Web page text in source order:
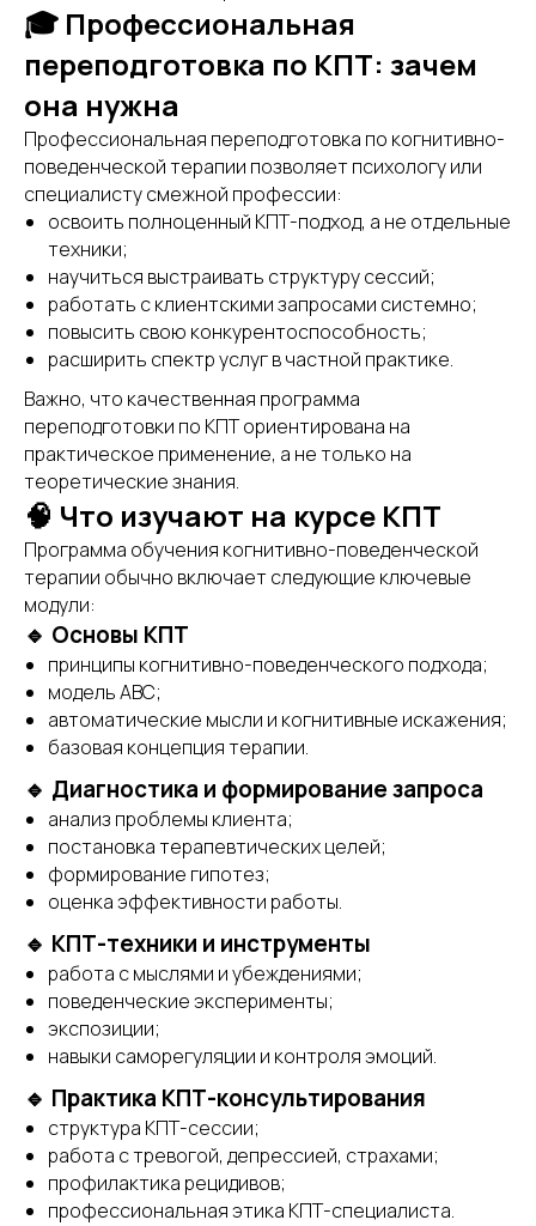
🎓 Профессиональная
переподготовка по КПТ: зачем
она нужна
Профессиональная переподготовка по когнитивно-
поведенческой терапии позволяет психологу или
специалисту смежной профессии:
освоить полноценный КПТ-подход, а не отдельные
техники;
научиться выстраивать структуру сессий;
работать с клиентскими запросами системно;
повысить свою конкурентоспособность;
расширить спектр услуг в частной практике.
Важно, что качественная программа
переподготовки по КПТ ориентирована на
практическое применение, а не только на
теоретические знания.
🧠 Что изучают на курсе КПТ
Программа обучения когнитивно-поведенческой
терапии обычно включает следующие ключевые
модули:
🔹 Основы КПТ
принципы когнитивно-поведенческого подхода;
модель АВС;
автоматические мысли и когнитивные искажения;
базовая концепция терапии.
🔹 Диагностика и формирование запроса
анализ проблемы клиента;
постановка терапевтических целей;
формирование гипотез;
оценка эффективности работы.
🔹 КПТ-техники и инструменты
работа с мыслями и убеждениями;
поведенческие эксперименты;
экспозиции;
навыки саморегуляции и контроля эмоций.
🔹 Практика КПТ-консультирования
структура КПТ-сессии;
работа с тревогой, депрессией, страхами;
профилактика рецидивов;
профессиональная этика КПТ-специалиста.